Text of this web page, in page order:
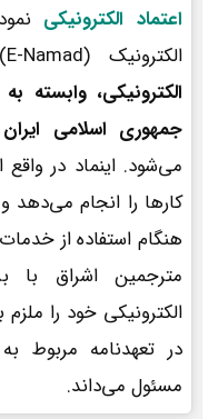
اعتماد الکترونیکی
الکترونیک (E-Namad) توسط م
الکترونیکی،
جمهوری اسلامی ایران
می‌شود. اینماد در
کارها را انجام می‌دهد
هنگام استفاده از
مترجمین اشراق با
الکترونیکی خود را
در تعهدنامه مربوط
مسئول می‌داند.